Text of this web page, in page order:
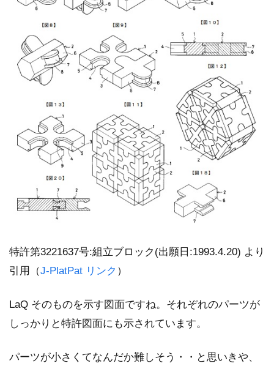
特許第3221637号:組立ブロック(出願日:1993.4.20) より
引用（J-PlatPat リンク ）
LaQ そのものを示す図面ですね。それぞれのパーツが
しっかりと特許図面にも示されています。
パーツが小さくてなんだか難しそう・・と思いきや、